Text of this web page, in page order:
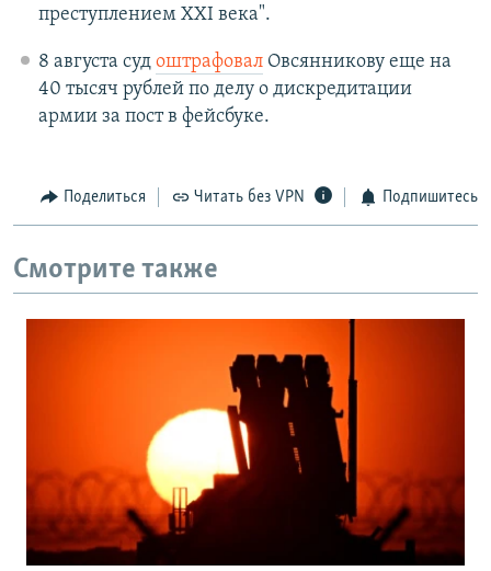
преступлением XXI века".
8 августа суд оштрафовалОвсянникову еще на
40 тысяч рублей по делу о дискредитации
армии за пост в фейсбуке.
Поделиться Читать без VPN Подпишитесь
Смотрите также